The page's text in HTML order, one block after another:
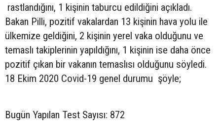
rastlandığını, 1 kişinin taburcu edildiğini açıkladı.
Bakan Pilli, pozitif vakalardan 13 kişinin hava yolu ile
ülkemize geldiğini, 2 kişinin yerel vaka olduğunu ve
temaslı takiplerinin yapıldığını, 1 kişinin ise daha önce
pozitif çıkan bir vakanın temaslısı olduğunu söyledi.
18 Ekim 2020 Covid-19 genel durumu şöyle;
Bugün Yapılan Test Sayısı: 872